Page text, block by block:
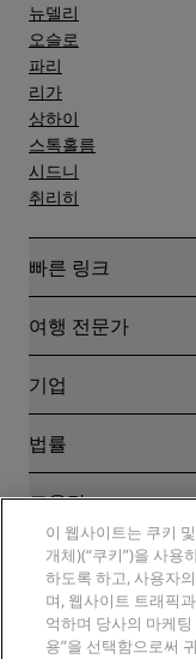
뉴델리
오슬로
파리
리가
상하이
스톡홀름
시드니
취리히
빠른 링크
Radisson Rewards
블로그
여행지
Radisson Hotels APP
Sports Approved 호
가족 친화적 호텔
건강 및 안전
여행 전문가
파트너
기업
Radisson Hotel Group
RHG 채용
EHL 채용
The Club by RHG
성장의 기회
책임감 있는 비즈니스
조달
법률
개인정보 고지
법적 고지
Radisson Rewards
사이트 사용 계약
디지털 접근성
현대판 노예제 선언문
도움말
소비자 경고
연락처
FAQ
사이트맵
소셜 미디어
Radisson Hotels 브
이 웹사이트는 쿠키
개체)(“쿠키”)을 사용
하도록 하고, 사용자
며, 웹사이트 트래픽
억하며 당사의 마케
용”을 선택함으로써